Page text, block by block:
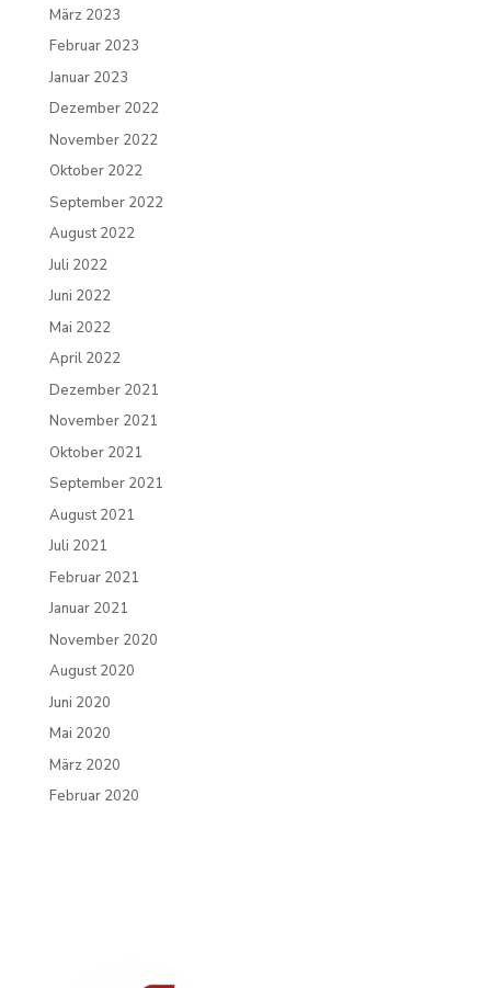
März 2023
Februar 2023
Januar 2023
Dezember 2022
November 2022
Oktober 2022
September 2022
August 2022
Juli 2022
Juni 2022
Mai 2022
April 2022
Dezember 2021
November 2021
Oktober 2021
September 2021
August 2021
Juli 2021
Februar 2021
Januar 2021
November 2020
August 2020
Juni 2020
Mai 2020
März 2020
Februar 2020